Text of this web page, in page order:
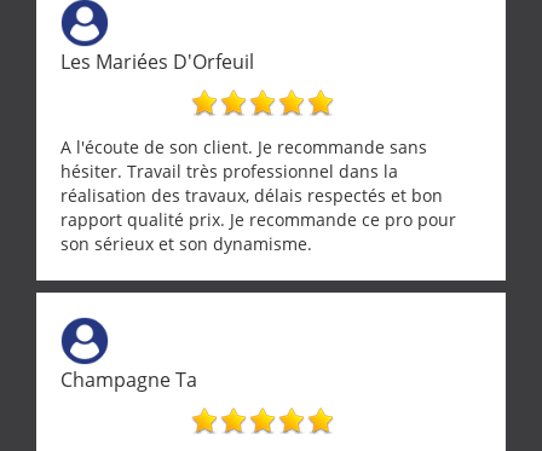
Les Mariées D'Orfeuil
A l'écoute de son client. Je recommande sans
hésiter. Travail très professionnel dans la
réalisation des travaux, délais respectés et bon
rapport qualité prix. Je recommande ce pro pour
son sérieux et son dynamisme.
Champagne Ta